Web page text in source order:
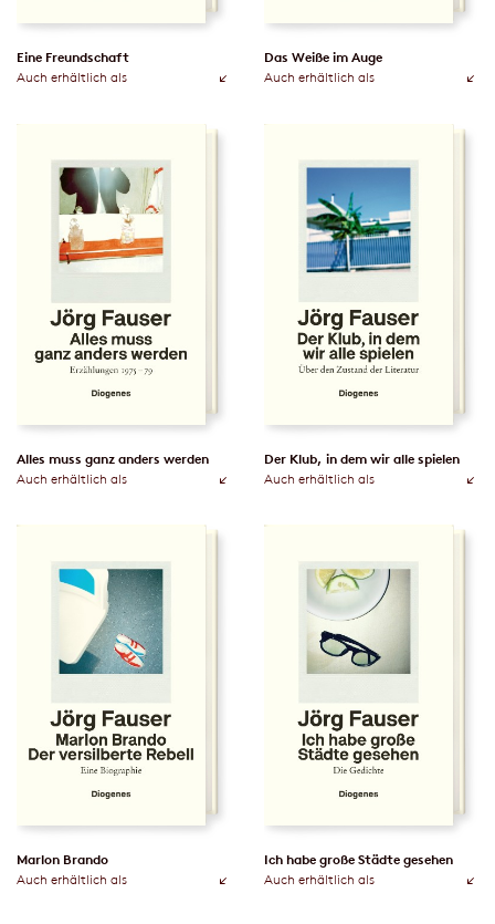
Eine Freundschaft
Auch erhältlich als
Das Weiße im Auge
Auch erhältlich als
Alles muss ganz anders werden
Auch erhältlich als
Der Klub, in dem wir alle spielen
Auch erhältlich als
Marlon Brando
Auch erhältlich als
Ich habe große Städte gesehen
Auch erhältlich als